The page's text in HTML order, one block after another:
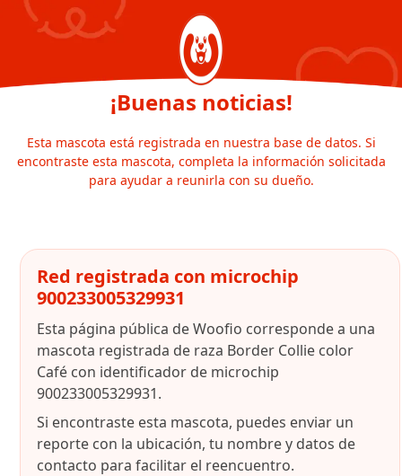
¡Buenas noticias!
Esta mascota está registrada en nuestra base de datos. Si
encontraste esta mascota, completa la información solicitada
para ayudar a reunirla con su dueño.
Red registrada con microchip
900233005329931
Esta página pública de Woofio corresponde a una
mascota registrada de raza Border Collie color
Café con identificador de microchip
900233005329931.
Si encontraste esta mascota, puedes enviar un
reporte con la ubicación, tu nombre y datos de
contacto para facilitar el reencuentro.